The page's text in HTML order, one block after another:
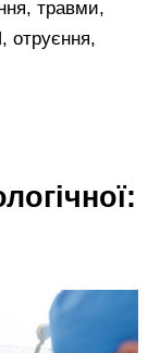
травми,
отруєння,